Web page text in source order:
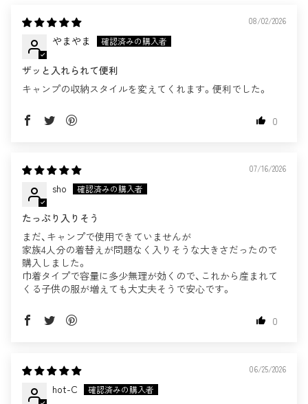
08/02/2026
やまやま
ザッと入れられて便利
キャンプの収納スタイルを変えてくれます。便利でした。
0
07/16/2026
sho
たっぷり入りそう
まだ、キャンプで使用できていませんが
家族4人分の着替えが問題なく入りそうな大きさだったので
購入しました。
巾着タイプで容量に多少無理が効くので、これから産まれて
くる子供の服が増えても大丈夫そうで安心です。
0
06/25/2026
hot-C